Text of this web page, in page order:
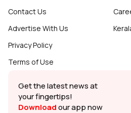
Contact Us
Advertise With Us
Privacy Policy
Terms of Use
Get the latest news at
your fingertips!
Downloadour app now